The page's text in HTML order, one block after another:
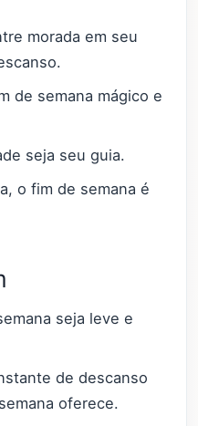
morada em seu
de semana mágico e
seja seu guia.
o fim de semana é
seja leve e
de descanso
oferece.